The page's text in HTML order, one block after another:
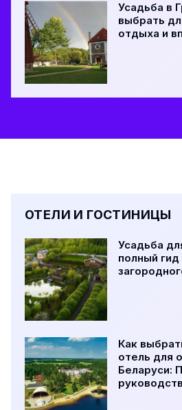
Усадьба в
выбрать
отдыха и
ОТЕЛИ И ГОСТИНИЦЫ
Усадьба
полный
Как
отель для
Беларуси: